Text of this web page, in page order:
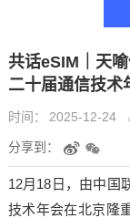
共话eSIM｜天
二十届通信技术
时间： 2025-12-24
分享到：
12月18日，由中国
技术年会在北京隆